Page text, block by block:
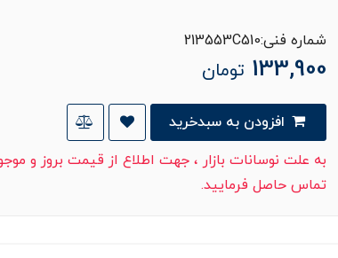
شماره فنی:213553C510
133,900 تومان
به علت نوسانات بازار ، جهت اطلاع از قیمت بروز و
تماس حاصل فرمایید.